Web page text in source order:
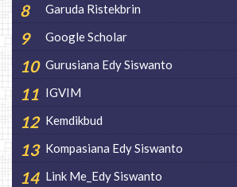
Garuda Ristekbrin
Google Scholar
Gurusiana Edy Siswanto
IGVIM
Kemdikbud
Kompasiana Edy Siswanto
Link Me_Edy Siswanto